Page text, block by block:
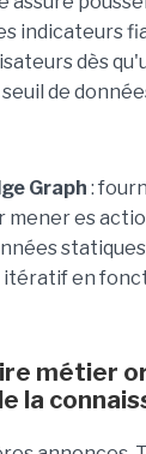
indicateurs
dès
seuil de
Graph :
mener es
itératif en
métier
la